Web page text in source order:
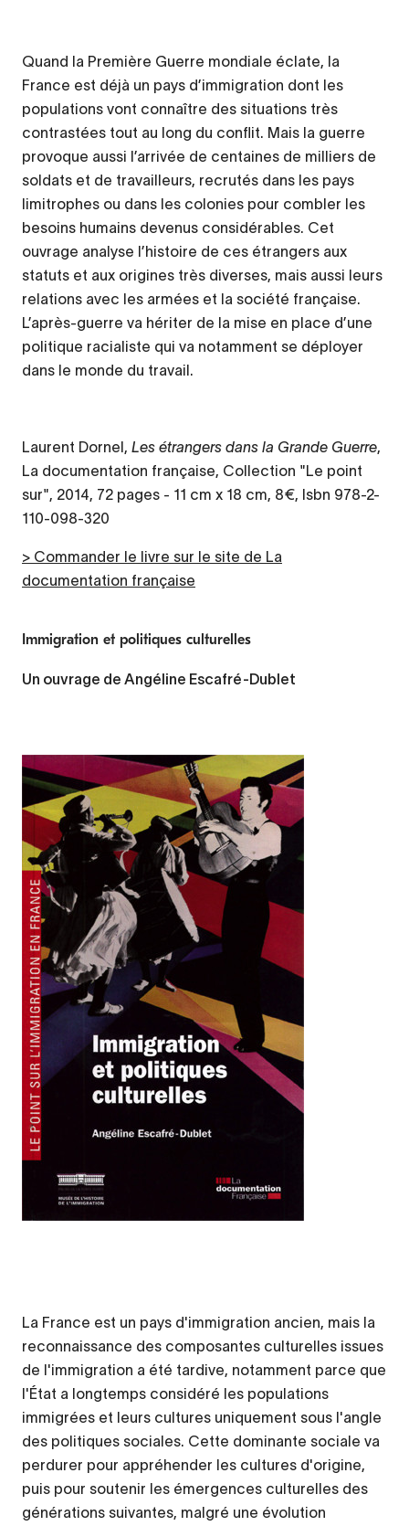
Quand la Première Guerre mondiale éclate, la
France est déjà un pays d’immigration dont les
populations vont connaître des situations très
contrastées tout au long du conflit. Mais la guerre
provoque aussi l’arrivée de centaines de milliers de
soldats et de travailleurs, recrutés dans les pays
limitrophes ou dans les colonies pour combler les
besoins humains devenus considérables. Cet
ouvrage analyse l’histoire de ces étrangers aux
statuts et aux origines très diverses, mais aussi leurs
relations avec les armées et la société française.
L’après-guerre va hériter de la mise en place d’une
politique racialiste qui va notamment se déployer
dans le monde du travail.
Laurent Dornel, Les étrangers dans la Grande Guerre
La documentation française, Collection "Le point
sur", 2014, 72 pages - 11 cm x 18 cm, 8€, Isbn 978-2-
110-098-320
> Commander le livre sur le site de La
documentation française
Immigration et politiques culturelles
Un ouvrage de Angéline Escafré-Dublet
La France est un pays d'immigration ancien, mais la
reconnaissance des composantes culturelles issues
de l'immigration a été tardive, notamment parce que
l'État a longtemps considéré les populations
immigrées et leurs cultures uniquement sous l'angle
des politiques sociales. Cette dominante sociale va
perdurer pour appréhender les cultures d'origine,
puis pour soutenir les émergences culturelles des
générations suivantes, malgré une évolution